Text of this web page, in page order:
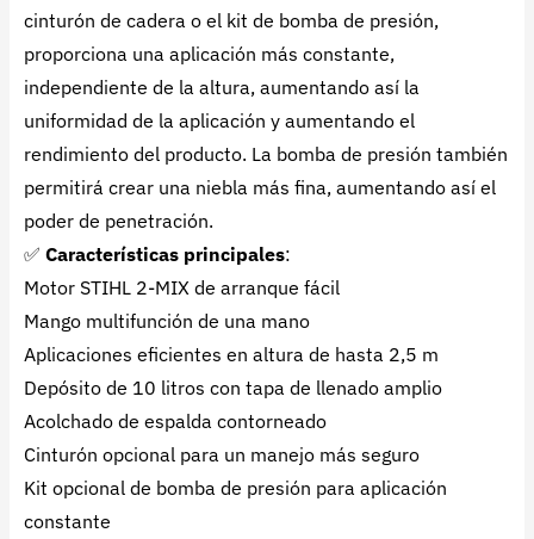
cinturón de cadera o el kit de bomba de presión,
proporciona una aplicación más constante,
independiente de la altura, aumentando así la
uniformidad de la aplicación y aumentando el
rendimiento del producto. La bomba de presión también
permitirá crear una niebla más fina, aumentando así el
poder de penetración.
✅ Características principales:
Motor STIHL 2-MIX de arranque fácil
Mango multifunción de una mano
Aplicaciones eficientes en altura de hasta 2,5 m
Depósito de 10 litros con tapa de llenado amplio
Acolchado de espalda contorneado
Cinturón opcional para un manejo más seguro
Kit opcional de bomba de presión para aplicación
constante